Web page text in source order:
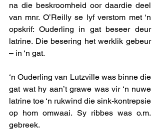
na die beskroomheid oor daardie deel
van mnr. O’Reilly se lyf verstom met ‘n
opskrif: Ouderling in gat beseer deur
latrine. Die besering het werklik gebeur
– in ‘n gat.
‘n Ouderling van Lutzville was binne die
gat wat hy aan’t grawe was vir ‘n nuwe
latrine toe ‘n rukwind die sink-kontrepsie
op hom omwaai. Sy ribbes was o.m.
gebreek.